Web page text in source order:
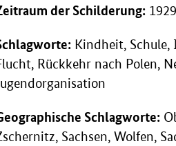
der Schilderung:
Kindheit, Schule,
Rückkehr nach Polen,
Schlagworte:
Sachsen, Wolfen,